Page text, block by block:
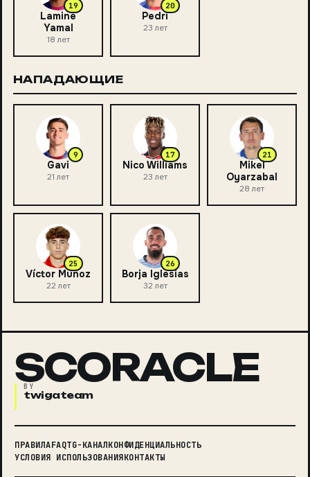
19
Lamine
Yamal
18 лет
20
Pedri
23 лет
НАПАДАЮЩИЕ
9
Gavi
21 лет
17
Nico Williams
23 лет
21
Mikel
Oyarzabal
28 лет
25
Víctor Muñoz
22 лет
26
Borja Iglesias
32 лет
SCORACLE
BY
twigateam
ПРАВИЛАFAQTG-КАНАЛКОНФИДЕНЦИАЛЬНОСТЬ
УСЛОВИЯ ИСПОЛЬЗОВАНИЯКОНТАКТЫ